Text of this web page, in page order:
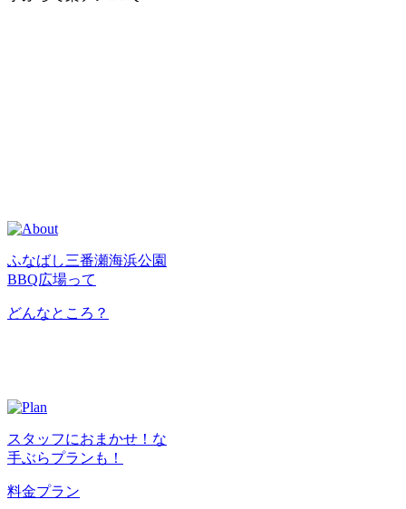
ふなばし三番瀬海浜公園
BBQ広場って
どんなところ？
スタッフにおまかせ！な
手ぶらプランも！
料金プラン